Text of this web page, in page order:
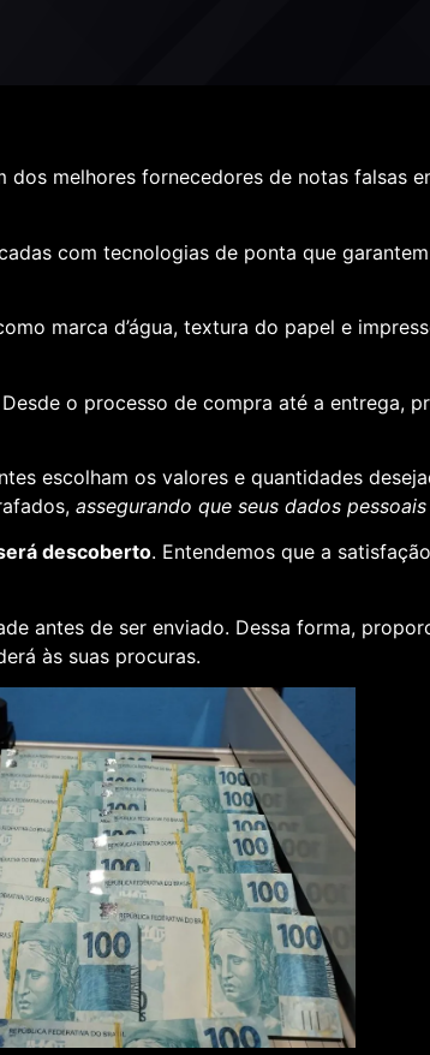
dos melhores fornecedores de notas falsas
com tecnologias de ponta que
marca d’água, textura do papel e
Desde o processo de compra até a entrega,
escolham os valores e quantidades
assegurando que seus dados
descoberto. Entendemos que a
antes de ser enviado. Dessa forma,
às suas procuras.